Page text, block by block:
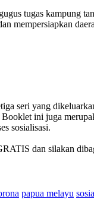
tugas kampung
mempersiapkan
seri yang
ini juga
sosialisasi.
dan silakan
papua melayu